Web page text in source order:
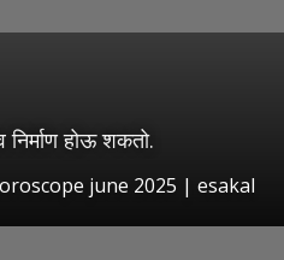
होऊ शकतो.
june 2025 | esakal